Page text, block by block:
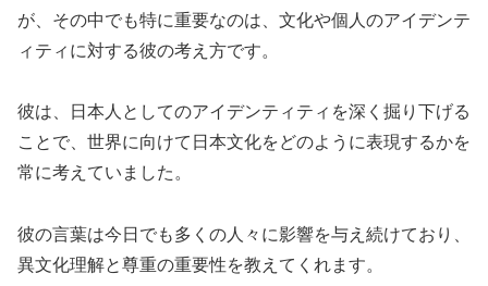
が、その中でも特に重要なのは、文化や個人のアイデンテ
ィティに対する彼の考え方です。
彼は、日本人としてのアイデンティティを深く掘り下げる
ことで、世界に向けて日本文化をどのように表現するかを
常に考えていました。
彼の言葉は今日でも多くの人々に影響を与え続けており、
異文化理解と尊重の重要性を教えてくれます。